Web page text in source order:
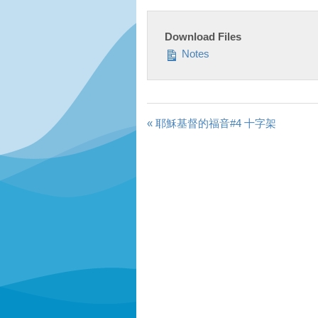
Download Files
Notes
« 耶穌基督的福音#4 十字架